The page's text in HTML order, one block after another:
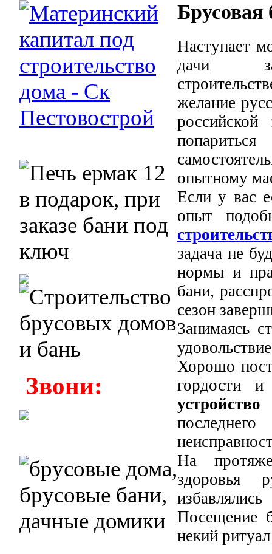
Звони:
Брусовая
Наступает
дачи
желание
опытному
Если у вас
опыт
задача не
нормы и
бани,
сезон
Занимаясь
Хорошо
гордости и
На
здоровья
Посещение
некий